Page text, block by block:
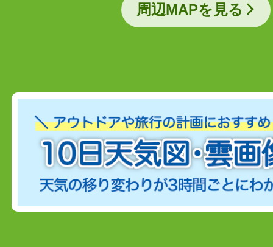
周辺MAPを見る